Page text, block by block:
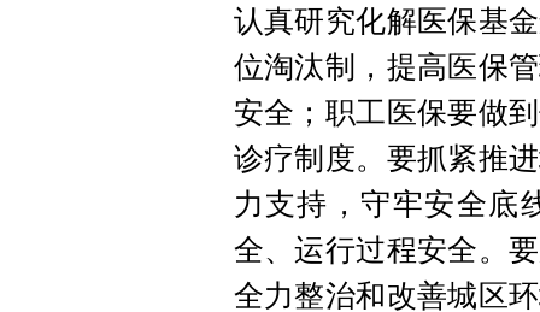
认真研究化解医保基
位淘汰制，提高医保
安全；职工医保要做
诊疗制度。要抓紧推
力支持，守牢安全底
全、运行过程安全。
全力整治和改善城区